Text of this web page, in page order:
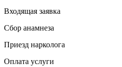
Входящая заявка
Сбор анамнеза
Приезд нарколога
Оплата услуги